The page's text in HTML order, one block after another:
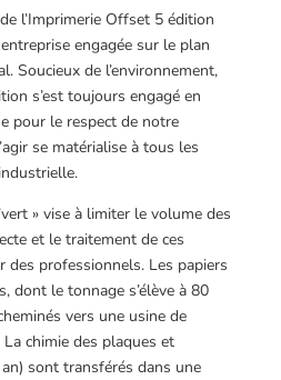
l’Imprimerie Offset 5 édition
engagée sur le plan
Soucieux de l’environnement,
s’est toujours engagé en
pour le respect de notre
se matérialise à tous les
» vise à limiter le volume des
et le traitement de ces
des professionnels. Les papiers
dont le tonnage s’élève à 80
vers une usine de
chimie des plaques et
sont transférés dans une